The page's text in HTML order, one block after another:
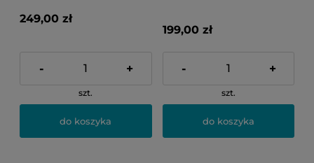
249,00 zł
- +
szt.
do koszyka
199,00 zł
- +
szt.
do koszyka